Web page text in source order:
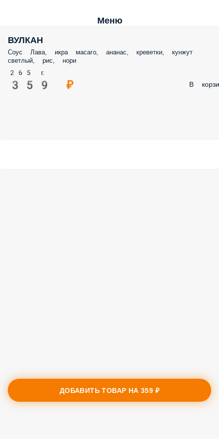
Меню
ВУЛКАН
Соус Лава, икра масаго, ананас, креветки, кунжут
светлый, рис, нори
265 г.
359 ₽ В
ДОБАВИТЬ ТОВАР НА359 ₽